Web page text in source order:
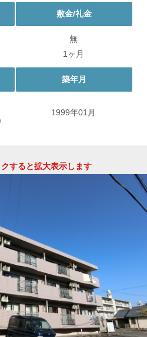
敷金/礼金
無
1ヶ月
築年月
1999年01月
すると拡大表示します